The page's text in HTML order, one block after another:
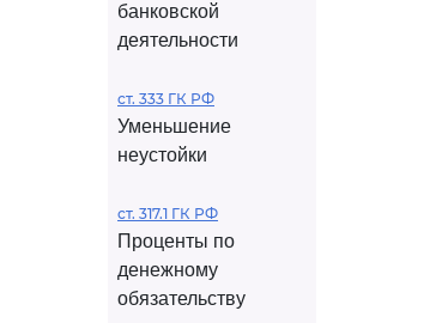
банковской
деятельности
ст. 333 ГК РФ
Уменьшение
неустойки
ст. 317.1 ГК РФ
Проценты по
денежному
обязательству